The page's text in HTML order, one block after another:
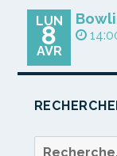
LUN
8
AVR
Recherche